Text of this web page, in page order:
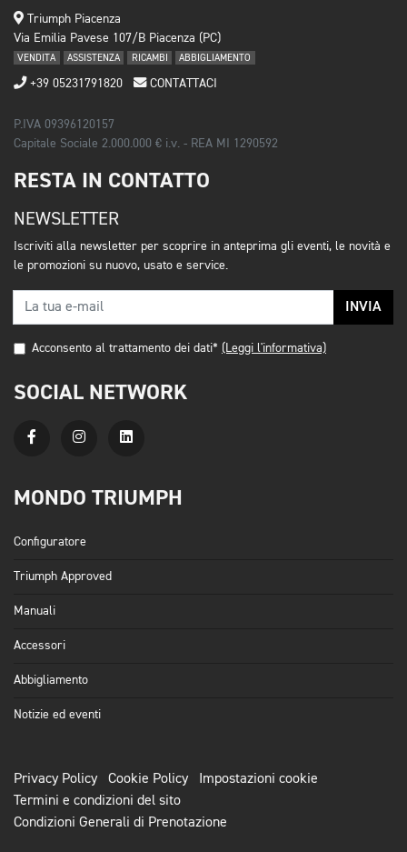
Triumph Piacenza
Via Emilia Pavese 107/B Piacenza (PC)
VENDITA ASSISTENZA RICAMBI ABBIGLIAMENTO
+39 05231791820 CONTATTACI
P.IVA 09396120157
Capitale Sociale 2.000.000 € i.v. - REA MI 1290592
RESTA IN CONTATTO
NEWSLETTER
Iscriviti alla newsletter per scoprire in anteprima gli eventi, le novità e
le promozioni su nuovo, usato e service.
INVIA
Acconsento al trattamento dei dati* (Leggi l'informativa)
SOCIAL NETWORK
MONDO TRIUMPH
Configuratore
Triumph Approved
Manuali
Accessori
Abbigliamento
Notizie ed eventi
Privacy Policy Cookie Policy
Impostazioni cookie
Termini e condizioni del sito
Condizioni Generali di Prenotazione